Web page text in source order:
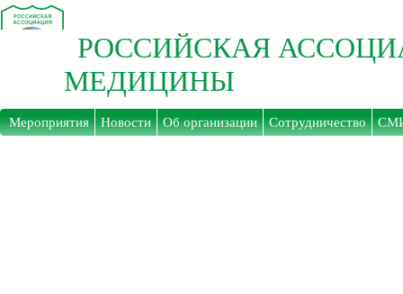
РОССИЙСКАЯ
МЕДИЦИНЫ
Мероприятия Новости Об организации Сотрудничество